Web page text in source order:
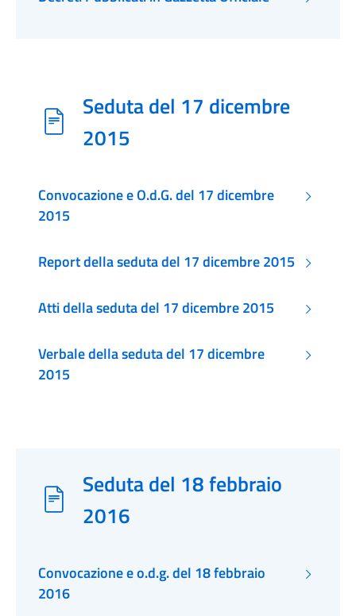
Seduta del 17 dicembre
2015
Convocazione e O.d.G. del 17 dicembre
2015
Report della seduta del 17 dicembre 2015
Atti della seduta del 17 dicembre 2015
Verbale della seduta del 17 dicembre
2015
Seduta del 18 febbraio
2016
Convocazione e o.d.g. del 18 febbraio
2016